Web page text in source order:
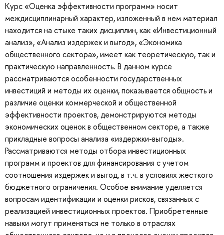
Курс «Оценка эффективности программ» носит
междисциплинарный характер, изложенный в нем материал
находится на стыке таких дисциплин, как «Инвестиционный
анализ», «Анализ издержек и выгод», «Экономика
общественного сектора», имеет как теоретическую, так и
практическую направленность. В данном курсе
рассматриваются особенности государственных
инвестиций и методы их оценки, показывается общность и
различие оценки коммерческой и общественной
эффективности проектов, демонстрируются методы
экономических оценок в общественном секторе, а также
прикладные вопросы анализа «издержки-выгоды».
Рассматриваются методы отбора инвестиционных
программ и проектов для финансирования с учетом
соотношения издержек и выгод, в т.ч. в условиях жесткого
бюджетного ограничения. Особое внимание уделяется
вопросам идентификации и оценки рисков, связанных с
реализацией инвестиционных проектов. Приобретенные
навыки могут применяться не только в отраслях